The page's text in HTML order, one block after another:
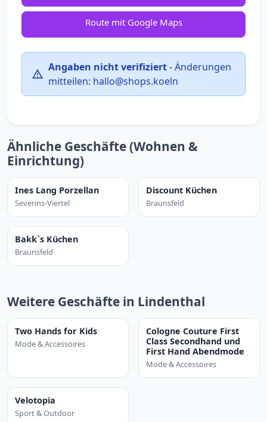
Route mit Google Maps
Angaben nicht verifiziert-Änderungen
mitteilen: hallo@shops.koeln
Ähnliche Geschäfte (Wohnen &
Einrichtung)
Ines Lang Porzellan
Severins-Viertel
Discount Küchen
Braunsfeld
Bakk`s Küchen
Braunsfeld
Weitere Geschäfte in Lindenthal
Two Hands for Kids
Mode & Accessoires
Cologne Couture First
Class Secondhand und
First Hand Abendmode
Mode & Accessoires
Velotopia
Sport & Outdoor